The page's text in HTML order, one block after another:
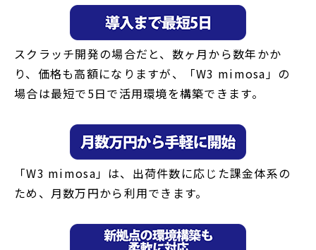
スクラッチ開発の場合だと、数ヶ月から数年かか
り、価格も高額になりますが、「W3 mimosa」の
場合は最短で5日で活用環境を構築できます。
「W3 mimosa」は、出荷件数に応じた課金体系の
ため、月数万円から利用できます。